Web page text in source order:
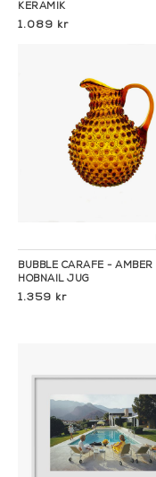
KERAMIK
1.089 kr
BUBBLE CARAFE - AMBER
HOBNAIL JUG
1.359 kr